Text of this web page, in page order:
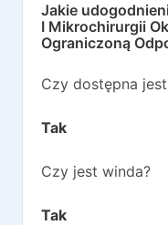
Jakie
I Mikrochirurgii
Ograniczoną
Czy dostępna
Tak
Czy jest winda?
Tak